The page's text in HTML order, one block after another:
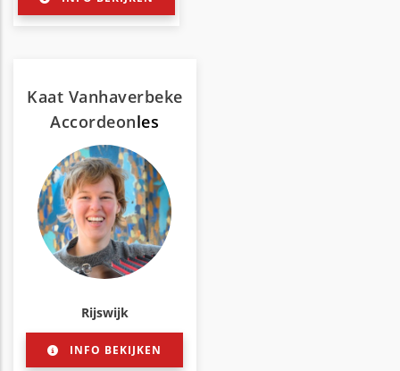
Kaat Vanhaverbeke
Accordeonles
Rijswijk
INFO BEKIJKEN